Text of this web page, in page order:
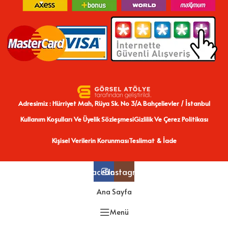
Adresimiz : Hürriyet Mah, Rüya Sk. No 3/A Bahçelievler / İstanbul
Kullanım Koşulları Ve Üyelik SözleşmesiGizlilik Ve Çerez Politikası
Kişisel Verilerin KorunmasıTeslimat & İade
FacebookInstagram
Ana Sayfa
Menü